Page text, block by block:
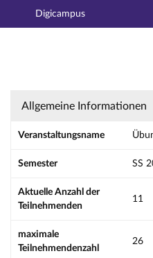
Digicampus
Übung: Russisch 2 /
Allgemeine Informationen
Veranstaltungsname
Semester SS
Aktuelle Anzahl der
Teilnehmenden
11
maximale
Teilnehmendenzahl
26